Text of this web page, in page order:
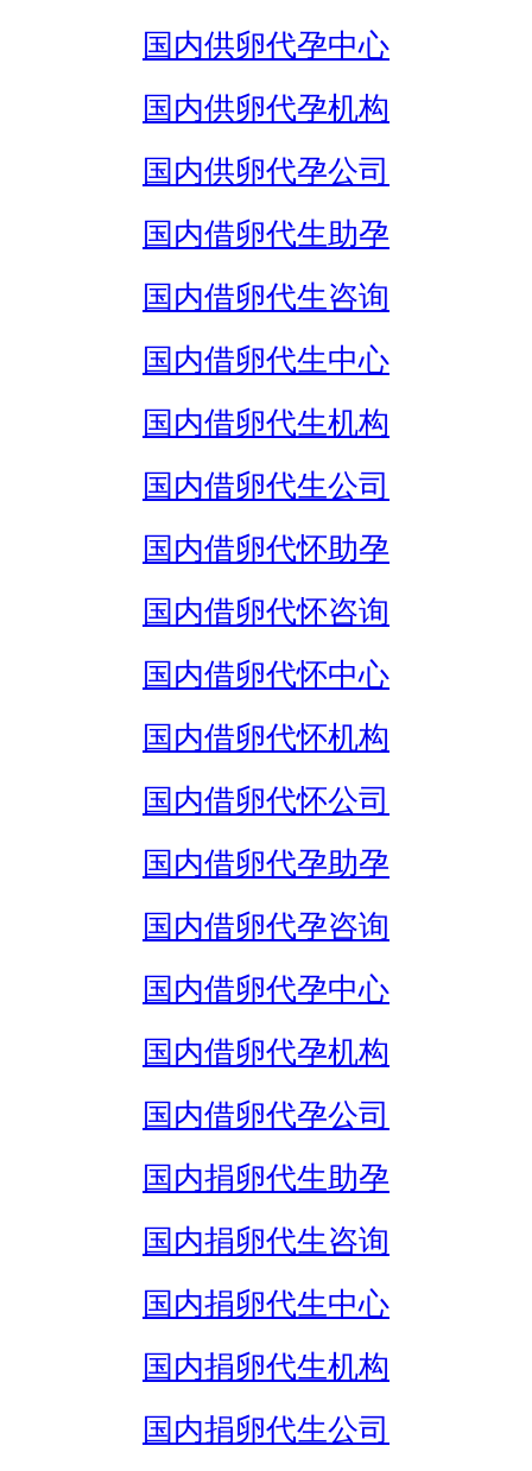
国内供卵代孕中心
国内供卵代孕机构
国内供卵代孕公司
国内借卵代生助孕
国内借卵代生咨询
国内借卵代生中心
国内借卵代生机构
国内借卵代生公司
国内借卵代怀助孕
国内借卵代怀咨询
国内借卵代怀中心
国内借卵代怀机构
国内借卵代怀公司
国内借卵代孕助孕
国内借卵代孕咨询
国内借卵代孕中心
国内借卵代孕机构
国内借卵代孕公司
国内捐卵代生助孕
国内捐卵代生咨询
国内捐卵代生中心
国内捐卵代生机构
国内捐卵代生公司